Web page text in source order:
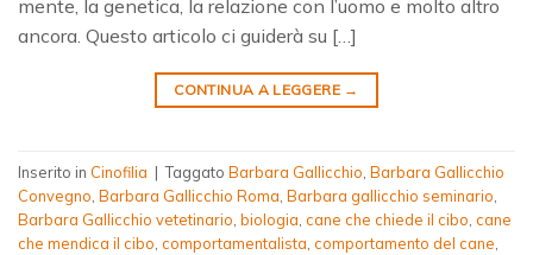
mente, la genetica, la relazione con l’uomo e molto altro
ancora. Questo articolo ci guiderà su […]
CONTINUA A LEGGERE →
Inserito in Cinofilia | Taggato Barbara Gallicchio Barbara Gallicchio
Convegno Barbara Gallicchio Roma Barbara gallicchio seminario
Barbara Gallicchio vetetinario biologia cane che chiede il cibo cane
che mendica il cibo comportamentalista comportamento del cane